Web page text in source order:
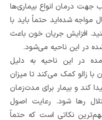
جهت درمان انواع بیماری‌ها
مواجه شده‌اید حتماً باید با
افزایش جریان خون باعث
در این ناحیه می‌شود.
در این ناحیه به دلیل
با زالو کمک می‌کند تا میزان
کند و بیمار برای مدت‌زمان
رها شود. رعایت اصول
نکاتی است که حتماً